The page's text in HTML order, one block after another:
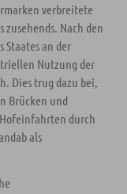
verbreitete
Nach den
Staates an der
Nutzung der
Dies trug dazu bei,
Brücken und
durch
als